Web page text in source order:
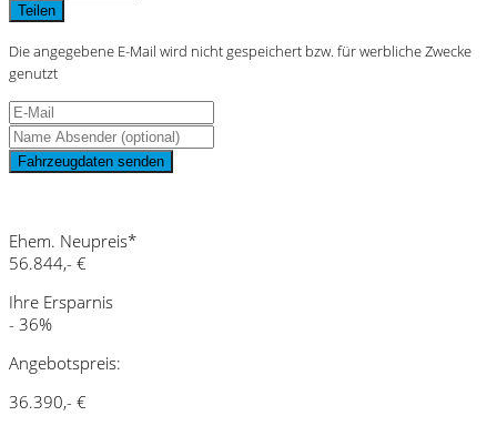
Teilen
Die angegebene E-Mail wird nicht gespeichert bzw. für werbliche Zwecke
genutzt
Fahrzeugdaten senden
Ehem. Neupreis*
56.844,- €
Ihre Ersparnis
- 36%
Angebotspreis:
36.390,- €